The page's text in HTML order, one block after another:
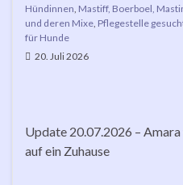
Hündinnen Mastiff, Boerboel,
und deren Mixe Pflegestelle
für Hunde
20. Juli 2026
Update 20.07.2026 –
auf ein Zuhause